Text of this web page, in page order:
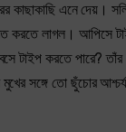
এনে দেয়।
করতে লাগল।
করতে পারে? তাঁর
মুখের সঙ্গে তো ছুঁচোর